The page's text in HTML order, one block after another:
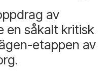
av
en såkalt kritisk
etappen av